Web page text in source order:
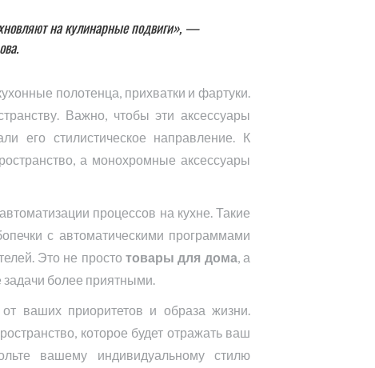
на кулинарные подвиги», —
полотенца, прихватки и фартуки.
Важно, чтобы эти аксессуары
его стилистическое направление. К
а монохромные аксессуары
процессов на кухне. Такие
с автоматическими программами
Это не просто товары для дома , а
более приятными.
ваших приоритетов и образа жизни.
которое будет отражать ваш
вашему индивидуальному стилю